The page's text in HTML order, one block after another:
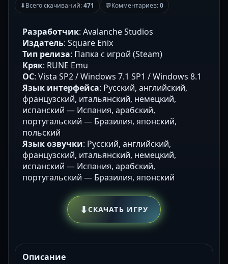
⬇Всего скачиваний:471 💬Комментариев:0
Разработчик: Avalanche Studios
Издатель: Square Enix
Тип релиза: Папка с игрой (Steam)
Кряк: RUNE Emu
ОС: Vista SP2 / Windows 7.1 SP1 / Windows 8.1
Язык интерфейса: Русский, английский,
французский, итальянский, немецкий,
испанский — Испания, арабский,
португальский — Бразилия, японский,
польский
Язык озвучки: Русский, английский,
французский, итальянский, немецкий,
испанский — Испания, арабский,
португальский — Бразилия, японский
⬇СКАЧАТЬ ИГРУ
Описание